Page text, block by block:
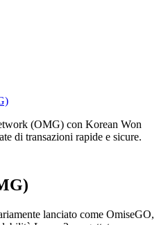
(OMG) con Korean Won
di transazioni rapide e sicure.
lanciato come OmiseGO,